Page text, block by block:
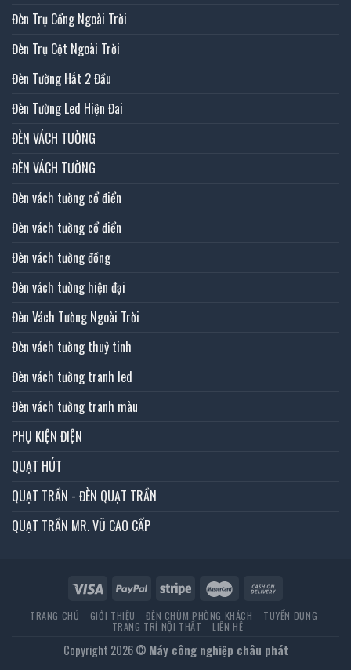
Đèn Trụ Cổng Ngoài Trời
Đèn Trụ Cột Ngoài Trời
Đèn Tường Hắt 2 Đầu
Đèn Tường Led Hiện Đai
ĐÈN VÁCH TƯỜNG
ĐÈN VÁCH TƯỜNG
Đèn vách tường cổ điển
Đèn vách tường cổ điển
Đèn vách tường đồng
Đèn vách tường hiện đại
Đèn Vách Tường Ngoài Trời
Đèn vách tường thuỷ tinh
Đèn vách tường tranh led
Đèn vách tường tranh màu
PHỤ KIỆN ĐIỆN
QUẠT HÚT
QUẠT TRẦN - ĐÈN QUẠT TRẦN
QUẠT TRẦN MR. VŨ CAO CẤP
TRANG CHỦ GIỚI THIỆU ĐÈN CHÙM PHÒNG KHÁCH TUYỂN DỤNG
TRANG TRÍ NỘI THẤT LIÊN HỆ
Copyright 2026 © Máy công nghiệp châu phát